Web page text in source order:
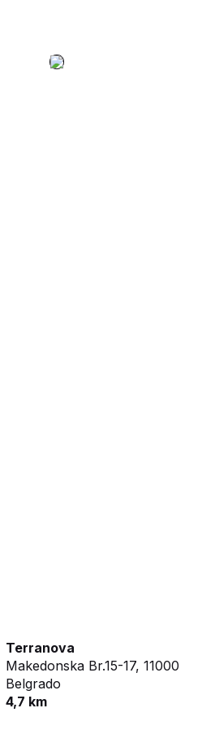
Terranova
Makedonska Br.15-17, 11000
Belgrado
4,7 km